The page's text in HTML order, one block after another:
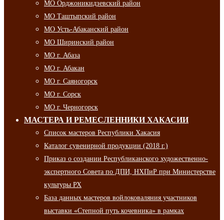
МО Орджоникидзевский район
МО Таштыпский район
МО Усть-Абаканский район
МО Ширинский район
МО г. Абаза
МО г. Абакан
МО г. Саяногорск
МО г. Сорск
МО г. Черногорск
МАСТЕРА И РЕМЕСЛЕННИКИ ХАКАСИИ
Список мастеров Республики Хакасия
Каталог сувенирной продукции (2018 г.)
Приказ о создании Республиканского художественно-
экспертного Совета по ДПИ, НХПиР при Министерстве
культуры РХ
База данных мастеров войлоковаляния участников
выставки «Степной путь кочевника» в рамках